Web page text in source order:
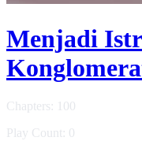
Menjadi
Chapters: 100
Play Count: 0